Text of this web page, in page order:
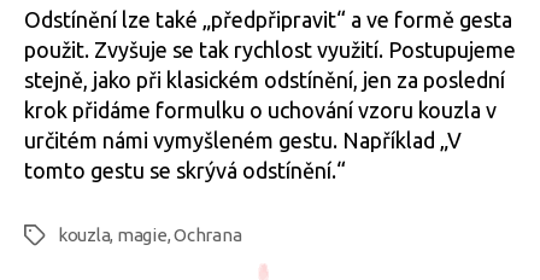
Odstínění lze také „předpřipravit“ a ve formě gesta
použit. Zvyšuje se tak rychlost využití. Postupujeme
stejně, jako při klasickém odstínění, jen za poslední
krok přidáme formulku o uchování vzoru kouzla v
určitém námi vymyšleném gestu. Například „V
tomto gestu se skrývá odstínění.“
Štítkykouzla, magie,Ochrana